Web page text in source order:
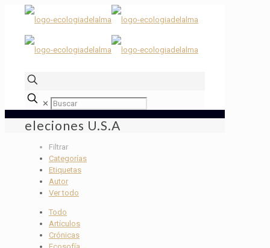
✕
eleciones U.S.A
Filtrar
Categorías
Etiquetas
Autor
Ver todo
Todo
Artículos
Crónicas